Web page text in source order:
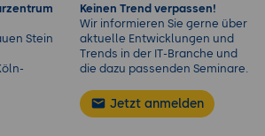
Stein
Keinen Trend verpassen!
Wir informieren Sie gerne über
aktuelle Entwicklungen und
Trends in der IT-Branche und
die dazu passenden Seminare.
Jetzt anmelden